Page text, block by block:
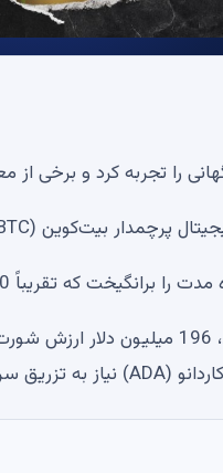
را تجربه کرد و برخی
میلیون دلار موقعیت های نزولی را از بین برد.